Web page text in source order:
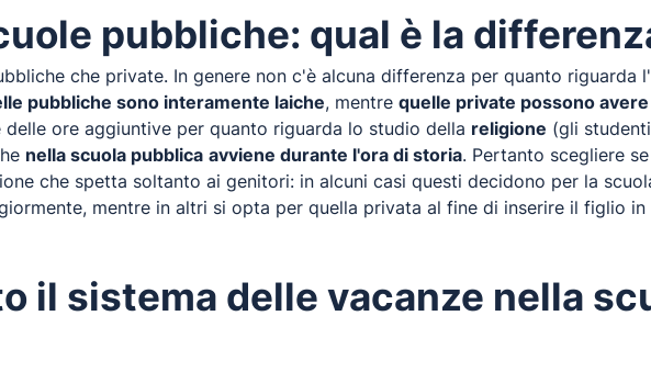
pubbliche: qual è la
che private. In genere non c'è alcuna differenza per quanto riguarda
pubbliche sono interamente laiche, mentre quelle private possono
ore aggiuntive per quanto riguarda lo studio della religione (gli
nella scuola pubblica avviene durante l'ora di storia. Pertanto scegliere
che spetta soltanto ai genitori: in alcuni casi questi decidono per la
mentre in altri si opta per quella privata al fine di inserire il figlio in
il sistema delle vacanze nella